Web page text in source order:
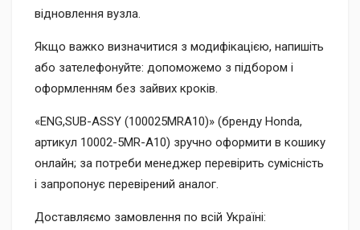
відновлення вузла.
Якщо важко визначитися з модифікацією, напишіть
або зателефонуйте: допоможемо з підбором і
оформленням без зайвих кроків.
«ENG,SUB-ASSY (100025MRA10)» (бренду Honda,
артикул 10002-5MR-A10) зручно оформити в кошику
онлайн; за потреби менеджер перевірить сумісність
і запропонує перевірений аналог.
Доставляємо замовлення по всій Україні: